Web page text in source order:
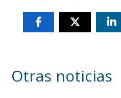
Otras noticias